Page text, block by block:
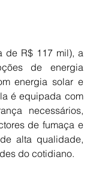
de R$ 117 mil), a
de energia
energia solar e
é equipada com
necessários,
de fumaça e
alta qualidade,
do cotidiano.